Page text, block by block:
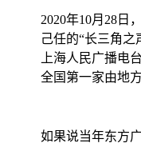
2020年10月28日
己任的“长三角
上海人民广播电
全国第一家由地
如果说当年东方